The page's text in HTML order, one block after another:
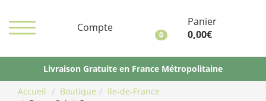
Compte
Panier
0,00€
0
Tisanier
Livraison Gratuite en France Métropolitaine
Accueil
Boutique
Ile-de-France